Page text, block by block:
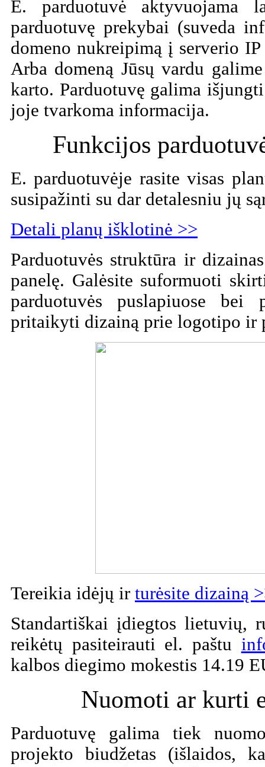
E. parduotuvė aktyvuojama
parduotuvę prekybai (suveda
domeno nukreipimą į serverio
Arba domeną Jūsų vardu
karto. Parduotuvę galima
joje tvarkoma informacija.
Funkcijos
E. parduotuvėje rasite visas
susipažinti su dar detalesniu jų
Detali planų išklotinė >>
Parduotuvės struktūra ir
panelę. Galėsite suformuoti
parduotuvės puslapiuose bei
pritaikyti dizainą prie logotipo ir
Tereikia idėjų ir turėsite dizainą
Standartiškai įdiegtos
reikėtų pasiteirauti el. paštu
kalbos diegimo mokestis 14.19
Nuomoti ar kurti
Parduotuvę galima tiek
projekto biudžetas (išlaidos,